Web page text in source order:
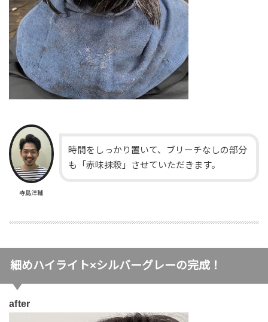
寺島洋輔
時間をしっかり置いて、ブリーチなしの部分
も「赤味抹殺」させていただきます。
細めハイライト×シルバーグレーの完成！
after